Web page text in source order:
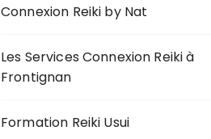
Connexion Reiki by Nat
Les Services Connexion Reiki à
Frontignan
Formation Reiki Usui